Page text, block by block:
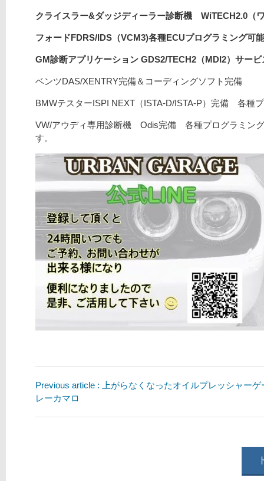
クライスラー&ダッジディーラー診断機 WiTECH2.0（
フォードFDRS/IDS（VCM3)各種ECUプログラミング可
GM診断アプリケーション GDS2/TECH2（MDI2）サー
ベンツDAS/XENTRY完備＆コーディングソフト完備
BMWテスターISPI NEXT（ISTA-D/ISTA-P）完備 各種
VW/アウディ専用診断機 Odis完備 各種プログラミン
す。
Previous article : 上がらなくなったオイルプレッシャーゲ
レーカマロ